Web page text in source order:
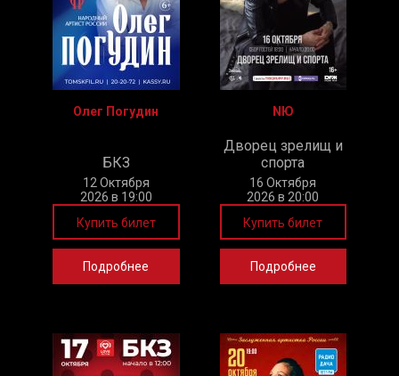
Олег Погудин
БКЗ
12 Октября
2026 в 19:00
Купить билет
Подробнее
NЮ
Дворец зрелищ и
спорта
16 Октября
2026 в 20:00
Купить билет
Подробнее